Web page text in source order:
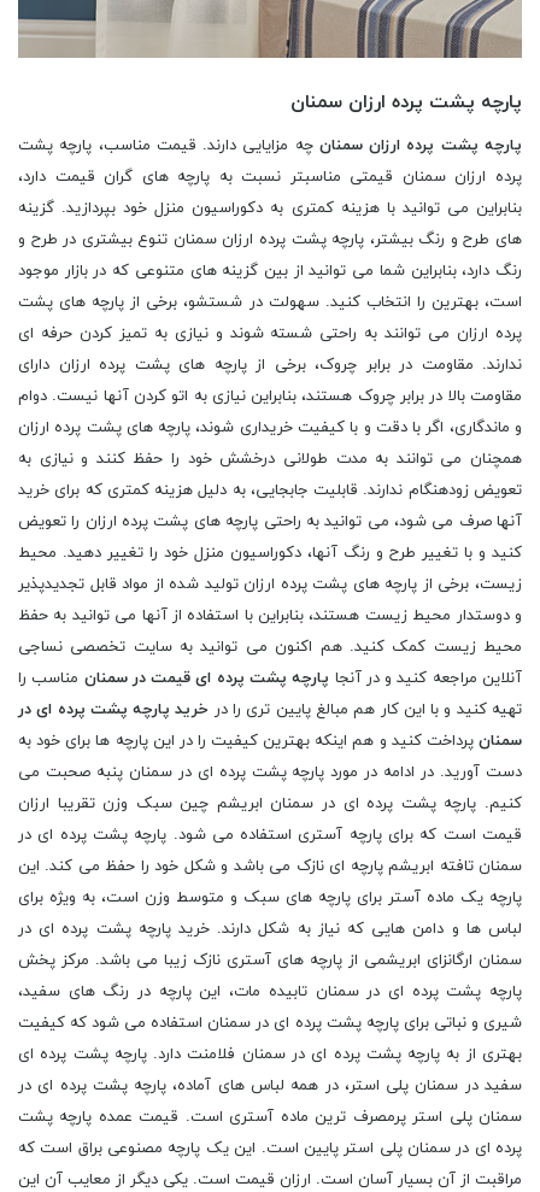
پارچه پشت پرده ارزان سمنان
پارچه پشت پرده ارزان سمنان چه مزایایی دارند. قیمت مناسب، پارچه پشت
پرده ارزان سمنان قیمتی مناسبتر نسبت به پارچه های گران قیمت دارد،
بنابراین می توانید با هزینه کمتری به دکوراسیون منزل خود بپردازید. گزینه
های طرح و رنگ بیشتر، پارچه پشت پرده ارزان سمنان تنوع بیشتری در طرح و
رنگ دارد، بنابراین شما می توانید از بین گزینه های متنوعی که در بازار موجود
است، بهترین را انتخاب کنید. سهولت در شستشو، برخی از پارچه های پشت
پرده ارزان می توانند به راحتی شسته شوند و نیازی به تمیز کردن حرفه ای
ندارند. مقاومت در برابر چروک، برخی از پارچه های پشت پرده ارزان دارای
مقاومت بالا در برابر چروک هستند، بنابراین نیازی به اتو کردن آنها نیست. دوام
و ماندگاری، اگر با دقت و با کیفیت خریداری شوند، پارچه های پشت پرده ارزان
همچنان می توانند به مدت طولانی درخشش خود را حفظ کنند و نیازی به
تعویض زودهنگام ندارند. قابلیت جابجایی، به دلیل هزینه کمتری که برای خرید
آنها صرف می شود، می توانید به راحتی پارچه های پشت پرده ارزان را تعویض
کنید و با تغییر طرح و رنگ آنها، دکوراسیون منزل خود را تغییر دهید. محیط
زیست، برخی از پارچه های پشت پرده ارزان تولید شده از مواد قابل تجدیدپذیر
و دوستدار محیط زیست هستند، بنابراین با استفاده از آنها می توانید به حفظ
محیط زیست کمک کنید. هم اکنون می توانید به سایت تخصصی نساجی
آنلاین مراجعه کنید و در آنجا پارچه پشت پرده ای قیمت در سمنان مناسب را
تهیه کنید و با این کار هم مبالغ پایین تری را در خرید پارچه پشت پرده ای در
سمنانپرداخت کنید و هم اینکه بهترین کیفیت را در این پارچه ها برای خود به
دست آورید. در ادامه در مورد پارچه پشت پرده ای در سمنان پنبه صحبت می
کنیم. پارچه پشت پرده ای در سمنان ابریشم چین سبک وزن تقریبا ارزان
قیمت است که برای پارچه آستری استفاده می شود. پارچه پشت پرده ای در
سمنان تافته ابریشم پارچه ای نازک می باشد و شکل خود را حفظ می کند. این
پارچه یک ماده آستر برای پارچه های سبک و متوسط وزن است، به ویژه برای
لباس ها و دامن هایی که نیاز به شکل دارند. خرید پارچه پشت پرده ای در
سمنان ارگانزای ابریشمی از پارچه های آستری نازک زیبا می باشد. مرکز پخش
پارچه پشت پرده ای در سمنان تابیده مات، این پارچه در رنگ های سفید،
شیری و نباتی برای پارچه پشت پرده ای در سمنان استفاده می شود که کیفیت
بهتری از به پارچه پشت پرده ای در سمنان فلامنت دارد. پارچه پشت پرده ای
سفید در سمنان پلی استر، در همه لباس های آماده، پارچه پشت پرده ای در
سمنان پلی استر پرمصرف ترین ماده آستری است. قیمت عمده پارچه پشت
پرده ای در سمنان پلی استر پایین است. این یک پارچه مصنوعی براق است که
مراقبت از آن بسیار آسان است. ارزان قیمت است. یکی دیگر از معایب آن این